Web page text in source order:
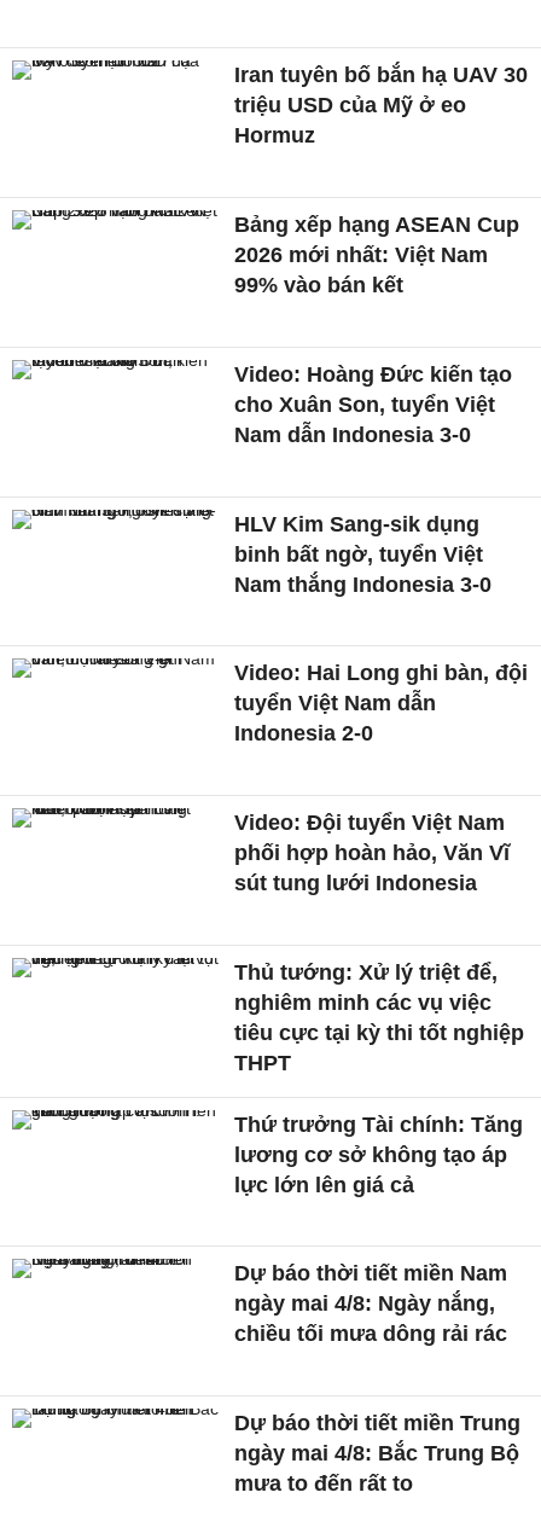
Iran tuyên bố bắn hạ UAV 30
triệu USD của Mỹ ở eo
Hormuz
Bảng xếp hạng ASEAN Cup
2026 mới nhất: Việt Nam
99% vào bán kết
Video: Hoàng Đức kiến tạo
cho Xuân Son, tuyển Việt
Nam dẫn Indonesia 3-0
HLV Kim Sang-sik dụng
binh bất ngờ, tuyển Việt
Nam thắng Indonesia 3-0
Video: Hai Long ghi bàn, đội
tuyển Việt Nam dẫn
Indonesia 2-0
Video: Đội tuyển Việt Nam
phối hợp hoàn hảo, Văn Vĩ
sút tung lưới Indonesia
Thủ tướng: Xử lý triệt để,
nghiêm minh các vụ việc
tiêu cực tại kỳ thi tốt nghiệp
THPT
Thứ trưởng Tài chính: Tăng
lương cơ sở không tạo áp
lực lớn lên giá cả
Dự báo thời tiết miền Nam
ngày mai 4/8: Ngày nắng,
chiều tối mưa dông rải rác
Dự báo thời tiết miền Trung
ngày mai 4/8: Bắc Trung Bộ
mưa to đến rất to